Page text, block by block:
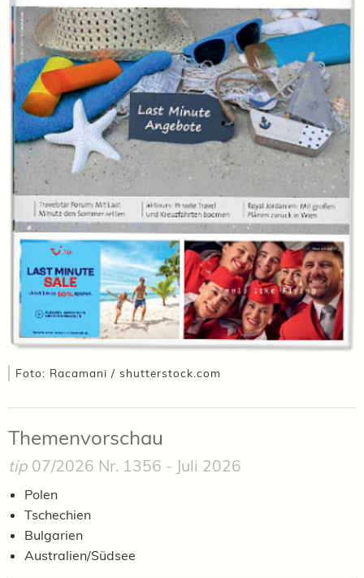
Foto: Racamani / shutterstock.com
Themenvorschau
tip 07/2026 Nr. 1356 - Juli 2026
Polen
Tschechien
Bulgarien
Australien/Südsee